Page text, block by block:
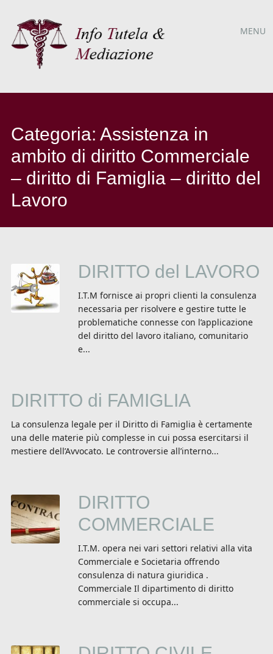
MENU
Categoria: Assistenza in
ambito di diritto Commerciale
– diritto di Famiglia – diritto del
Lavoro
DIRITTO del LAVORO
I.T.M fornisce ai propri clienti la consulenza
necessaria per risolvere e gestire tutte le
problematiche connesse con l’applicazione
del diritto del lavoro italiano, comunitario
e...
DIRITTO di FAMIGLIA
La consulenza legale per il Diritto di Famiglia è certamente
una delle materie più complesse in cui possa esercitarsi il
mestiere dell’Avvocato. Le controversie all’interno...
DIRITTO
COMMERCIALE
I.T.M. opera nei vari settori relativi alla vita
Commerciale e Societaria offrendo
consulenza di natura giuridica .
Commerciale Il dipartimento di diritto
commerciale si occupa...